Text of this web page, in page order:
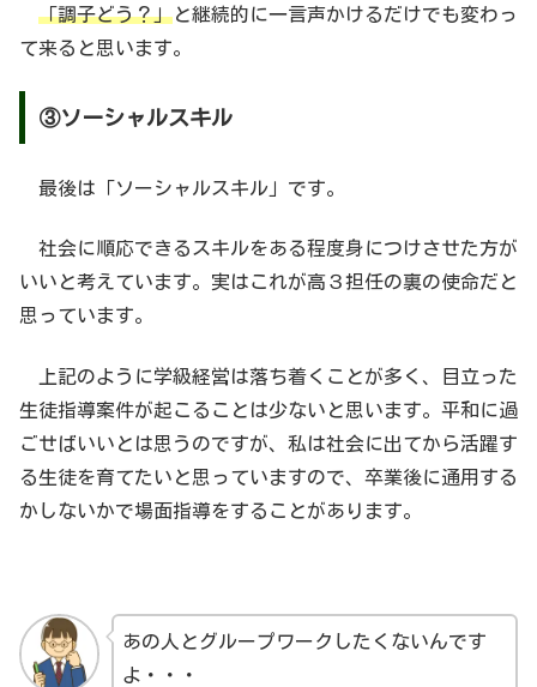
「調子どう？」と継続的に一言声かけるだけでも変わっ
て来ると思います。
③ソーシャルスキル
最後は「ソーシャルスキル」です。
社会に順応できるスキルをある程度身につけさせた方が
いいと考えています。実はこれが高３担任の裏の使命だと
思っています。
上記のように学級経営は落ち着くことが多く、目立った
生徒指導案件が起こることは少ないと思います。平和に過
ごせばいいとは思うのですが、私は社会に出てから活躍す
る生徒を育てたいと思っていますので、卒業後に通用する
かしないかで場面指導をすることがあります。
あの人とグループワークしたくないんです
よ・・・